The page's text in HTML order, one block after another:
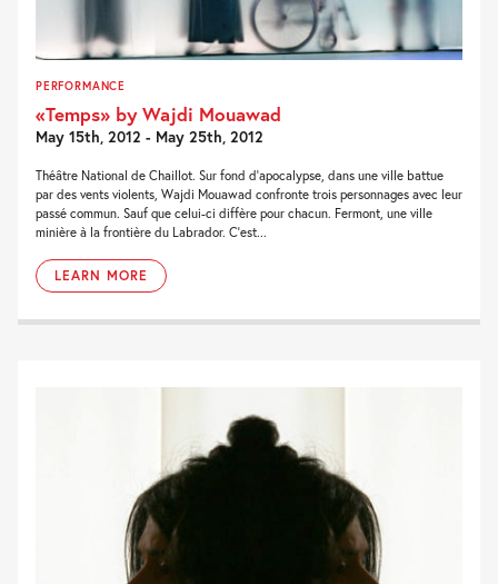
PERFORMANCE
«Temps» by Wajdi Mouawad
May 15th, 2012 - May 25th, 2012
Théâtre National de Chaillot. Sur fond d’apocalypse, dans une ville battue
par des vents violents, Wajdi Mouawad confronte trois personnages avec leur
passé commun. Sauf que celui-ci diffère pour chacun. Fermont, une ville
minière à la frontière du Labrador. C’est...
LEARN MORE